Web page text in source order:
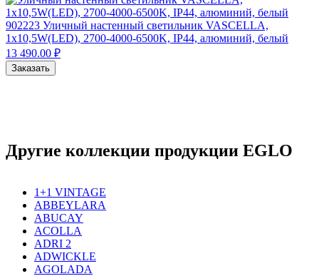
902223 Уличный настенный светильник VASCELLA,
1x10,5W(LED), 2700-4000-6500K, IP44, алюминий, белый
13 490.00 ₽
Заказать
Другие коллекции продукции EGLO
1+1 VINTAGE
ABBEYLARA
ABUCAY
ACOLLA
ADRI 2
ADWICKLE
AGOLADA